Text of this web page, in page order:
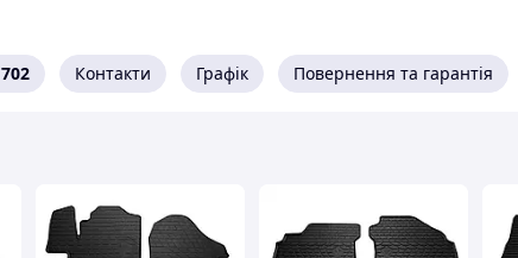
702 Контакти Графік Повернення та гарантія